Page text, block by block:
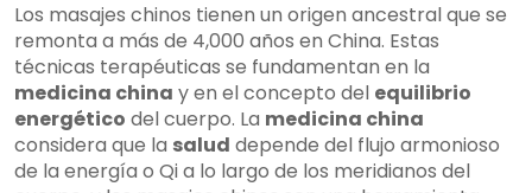
Los masajes chinos tienen un origen ancestral que se
remonta a más de 4,000 años en China. Estas
técnicas terapéuticas se fundamentan en la
medicina china y en el concepto del equilibrio
energético del cuerpo. La medicina china
considera que la salud depende del flujo armonioso
de la energía o Qi a lo largo de los meridianos del